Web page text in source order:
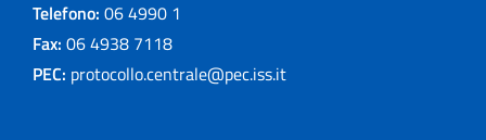
Telefono: 06 4990 1
Fax: 06 4938 7118
PEC: protocollo.centrale@pec.iss.it